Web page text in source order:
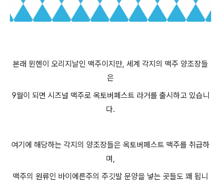
본래 뮌헨이 오리지날인 맥주이지만, 세계 각지의 맥주 양조장들
은
9월이 되면 시즈널 맥주로 옥토버페스트 라거를 출시하고 있습니
다.
여기에 해당하는 각지의 양조장들은 옥토버페스트 맥주를 취급하
며,
맥주의 원류인 바이에른주의 주깃발 문양을 넣는 곳들도 꽤 됩니